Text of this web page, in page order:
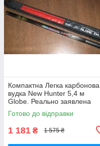
Компактна Легка карбонова
вудка New Hunter 5,4 м
Globe. Реально заявлена
довжина
Готово до відправки
1 181 ₴ 1 575 ₴